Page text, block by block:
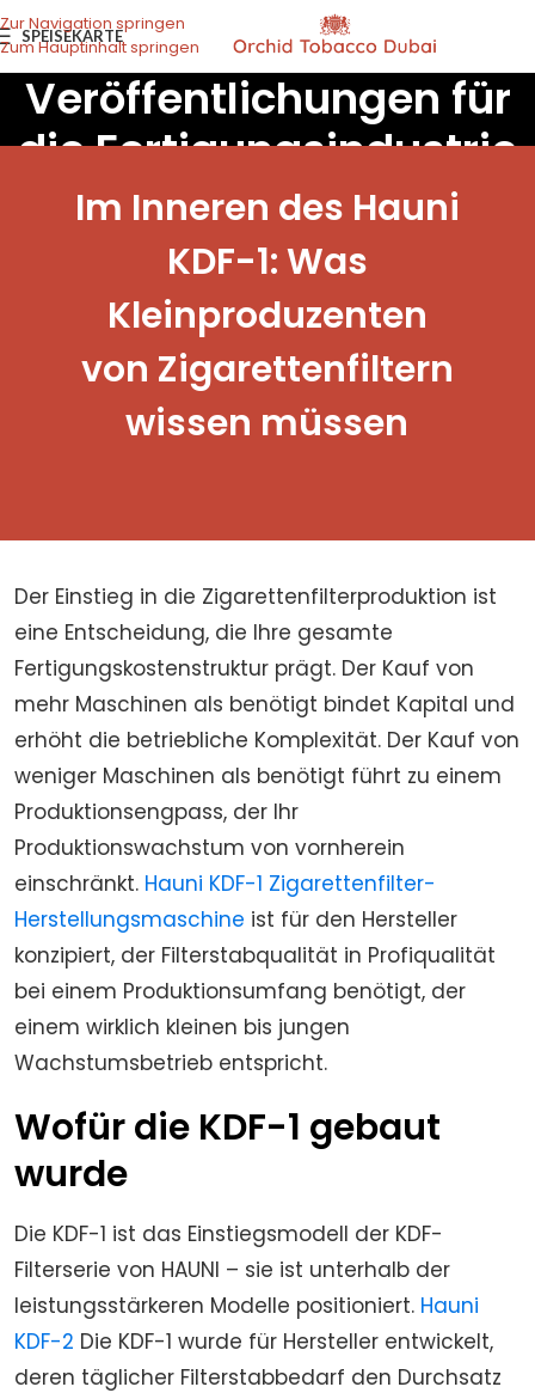
Zur Navigation springen
Zum Hauptinhalt springen
SPEISEKARTE
Veröffentlichungen für
die Fertigungsindustrie
Im Inneren des Hauni
KDF-1: Was
Kleinproduzenten
von Zigarettenfiltern
wissen müssen
Der Einstieg in die Zigarettenfilterproduktion ist
eine Entscheidung, die Ihre gesamte
Fertigungskostenstruktur prägt. Der Kauf von
mehr Maschinen als benötigt bindet Kapital und
erhöht die betriebliche Komplexität. Der Kauf von
weniger Maschinen als benötigt führt zu einem
Produktionsengpass, der Ihr
Produktionswachstum von vornherein
einschränkt. Hauni KDF-1 Zigarettenfilter-
Herstellungsmaschine ist für den Hersteller
konzipiert, der Filterstabqualität in Profiqualität
bei einem Produktionsumfang benötigt, der
einem wirklich kleinen bis jungen
Wachstumsbetrieb entspricht.
Wofür die KDF-1 gebaut
wurde
Die KDF-1 ist das Einstiegsmodell der KDF-
Filterserie von HAUNI – sie ist unterhalb der
leistungsstärkeren Modelle positioniert. Hauni
KDF-2 Die KDF-1 wurde für Hersteller entwickelt,
deren täglicher Filterstabbedarf den Durchsatz